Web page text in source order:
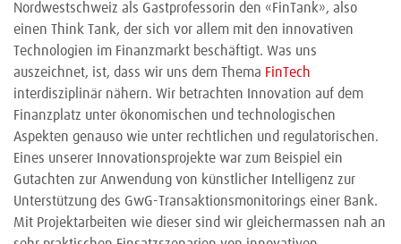
Nordwestschweiz als Gastprofessorin den «FinTank», also
einen Think Tank, der sich vor allem mit den innovativen
Technologien im Finanzmarkt beschäftigt. Was uns
auszeichnet, ist, dass wir uns dem Thema FinTech
interdisziplinär nähern. Wir betrachten Innovation auf dem
Finanzplatz unter ökonomischen und technologischen
Aspekten genauso wie unter rechtlichen und regulatorischen.
Eines unserer Innovationsprojekte war zum Beispiel ein
Gutachten zur Anwendung von künstlicher Intelligenz zur
Unterstützung des GwG-Transaktionsmonitorings einer Bank.
Mit Projektarbeiten wie dieser sind wir gleichermassen nah an